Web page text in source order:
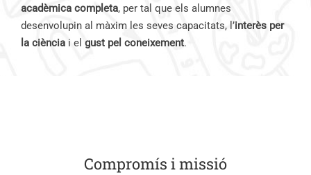
acadèmica completa, per tal que els alumnes
desenvolupin al màxim les seves capacitats, l’interès per
la ciència i el gust pel coneixement.
Compromís i missió